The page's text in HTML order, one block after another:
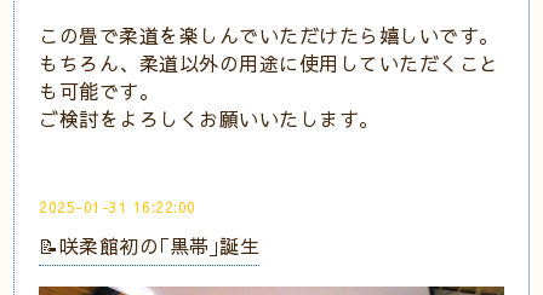
この畳で柔道を楽しんでいただけたら嬉しいです。
もちろん、柔道以外の用途に使用していただくこと
も可能です。
ご検討をよろしくお願いいたします。
2025-01-31 16:22:00
📝咲柔館初の｢黒帯｣誕生